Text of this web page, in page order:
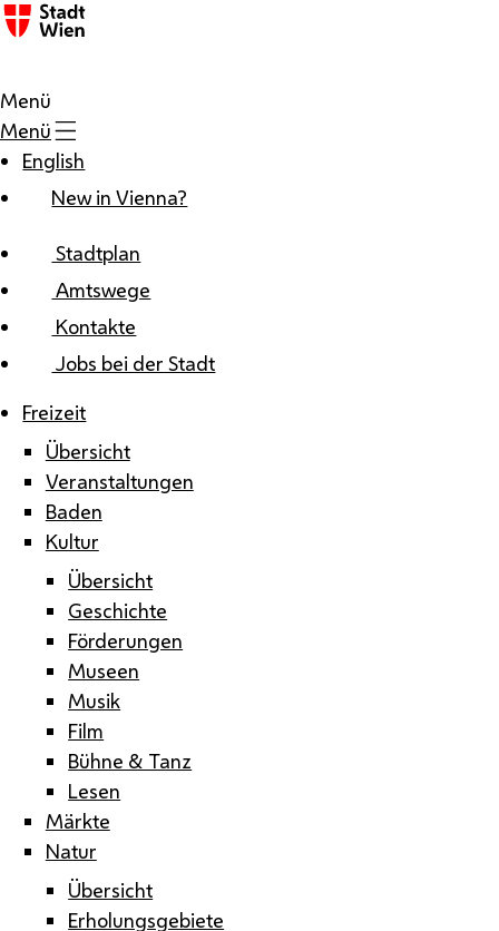
Zum Inhalt
Menü
Menü
English
New in Vienna?
Stadtplan
Amtswege
Kontakte
Jobs bei der Stadt
Freizeit
Übersicht
Veranstaltungen
Baden
Kultur
Übersicht
Geschichte
Förderungen
Museen
Musik
Film
Bühne & Tanz
Lesen
Märkte
Natur
Übersicht
Erholungsgebiete